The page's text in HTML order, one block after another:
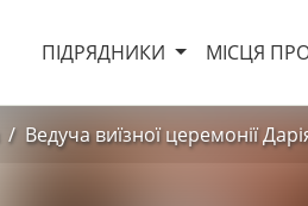
ПІДРЯДНИКИ МІСЦЯ
Ведуча виїзної церемонії